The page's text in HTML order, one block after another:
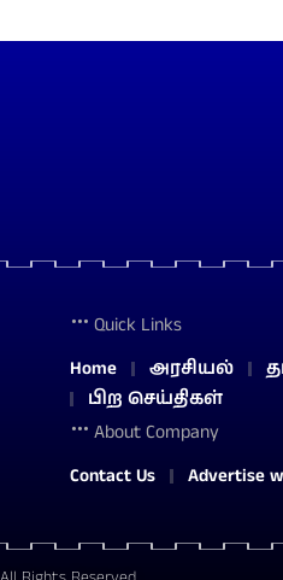
Quick Links
Home அரசியல்
பிற செய்திகள்
About Company
Contact Us Advertise